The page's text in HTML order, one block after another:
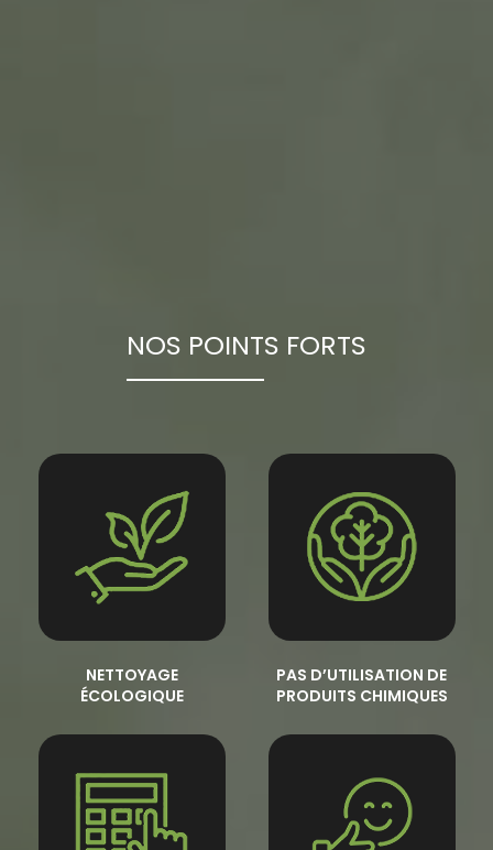
NOS POINTS FORTS
NETTOYAGE
ÉCOLOGIQUE
PAS D’UTILISATION DE
PRODUITS CHIMIQUES